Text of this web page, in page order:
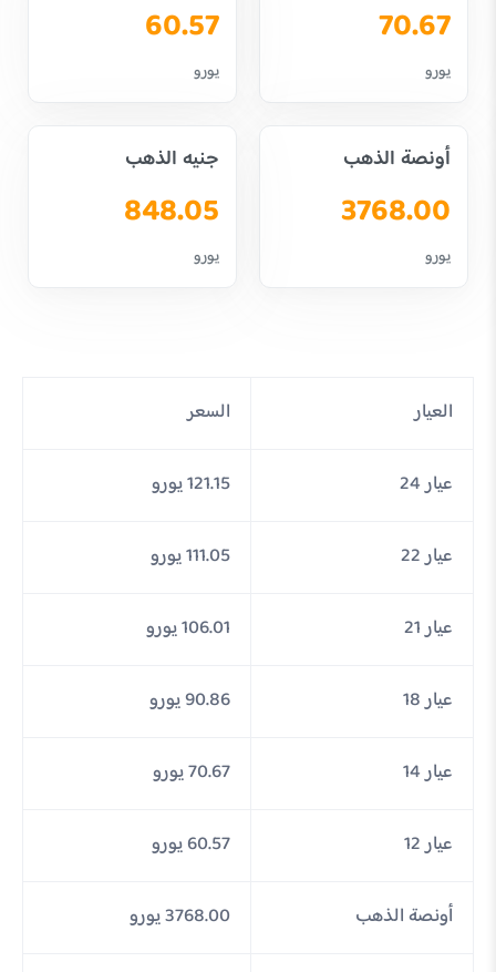
70.67
يورو
60.57
يورو
أونصة الذهب
3768.00
يورو
جنيه الذهب
848.05
يورو
العيار السعر
عيار 24 121.15 يورو
عيار 22 111.05 يورو
عيار 21 106.01 يورو
عيار 18 90.86 يورو
عيار 14 70.67 يورو
عيار 12 60.57 يورو
أونصة الذهب 3768.00 يورو